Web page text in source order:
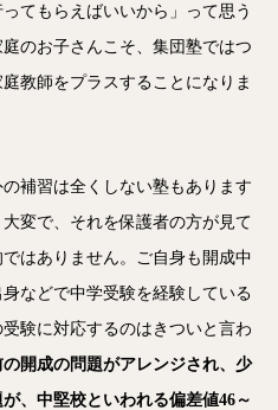
てもらえばいいから」って思う
のお子さんこそ、集団塾ではつ
教師をプラスすることになりま
補習は全くしない塾もあります
変で、それを保護者の方が見て
はありません。ご自身も開成中
などで中学受験を経験している
験に対応するのはきついと言わ
の開成の問題がアレンジされ、少
、中堅校といわれる偏差値46～